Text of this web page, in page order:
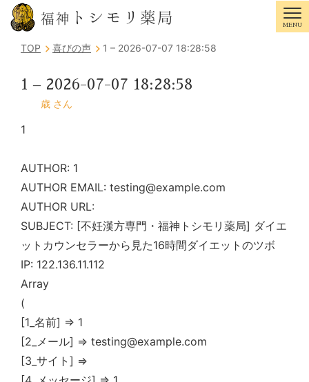
福神 トシモリ薬局 MENU
TOP
喜びの声 1 – 2026-07-07 18:28:58
1 – 2026-07-07 18:28:58
歳 さん
1
AUTHOR: 1
AUTHOR EMAIL: testing@example.com
AUTHOR URL:
SUBJECT: [不妊漢方専門・福神トシモリ薬局] ダイエ
ットカウンセラーから見た16時間ダイエットのツボ
IP: 122.136.11.112
Array
(
[1_名前] => 1
[2_メール] => testing@example.com
[3_サイト] =>